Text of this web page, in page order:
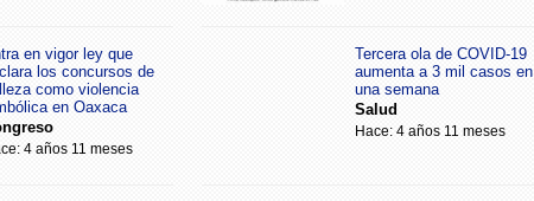
en vigor ley que
los concursos de
como violencia
en Oaxaca
4 años 11 meses
Tercera ola de COVID-19
aumenta a 3 mil casos en
una semana
Salud
Hace: 4 años 11 meses